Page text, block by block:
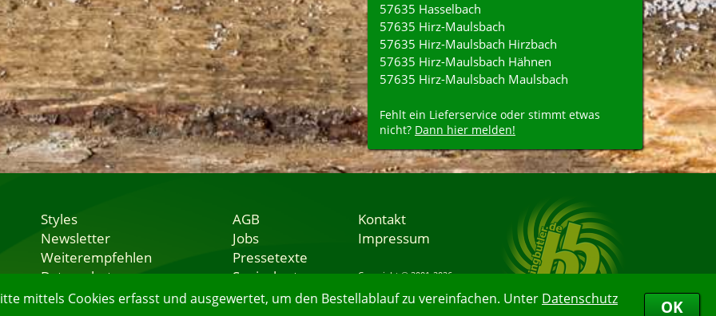
mittels Cookies erfasst und ausgewertet, um den Bestellablauf zu vereinfachen. Unter Datenschutz
OK
57635 Hasselbach
57635 Hirz-Maulsbach
57635 Hirz-Maulsbach Hirzbach
57635 Hirz-Maulsbach Hähnen
57635 Hirz-Maulsbach Maulsbach
Fehlt ein Lieferservice oder stimmt etwas
nicht? Dann hier melden!
Styles
Newsletter
Weiterempfehlen
Datenschutz
Nutzungsbedingungen
AGB
Jobs
Pressetexte
Speisekarten
Lieferservice
Kontakt
Impressum
Copyright © 2001-2026
06.08.2026 21:50:58